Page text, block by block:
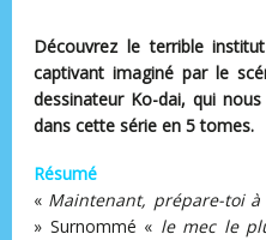
Découvrez le terrible
captivant imaginé par le
dessinateur Ko-dai, qui
dans cette série en 5 tomes.
Résumé
« Maintenant, prépare-toi
» Surnommé « le mec le